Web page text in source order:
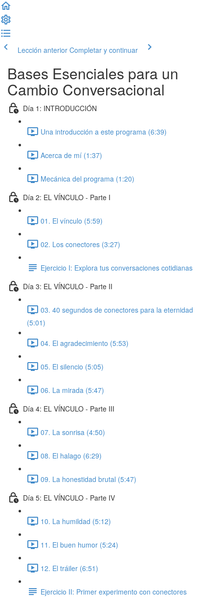
Lección anterior Completar y continuar
Bases Esenciales para un
Cambio Conversacional
Día 1: INTRODUCCIÓN
Una introducción a este programa (6:39)
Acerca de mí (1:37)
Mecánica del programa (1:20)
Día 2: EL VÍNCULO - Parte I
01. El vínculo (5:59)
02. Los conectores (3:27)
Ejercicio I: Explora tus conversaciones cotidianas
Día 3: EL VÍNCULO - Parte II
03. 40 segundos de conectores para la eternidad
(5:01)
04. El agradecimiento (5:53)
05. El silencio (5:05)
06. La mirada (5:47)
Día 4: EL VÍNCULO - Parte III
07. La sonrisa (4:50)
08. El halago (6:29)
09. La honestidad brutal (5:47)
Día 5: EL VÍNCULO - Parte IV
10. La humildad (5:12)
11. El buen humor (5:24)
12. El tráiler (6:51)
Ejercicio II: Primer experimento con conectores